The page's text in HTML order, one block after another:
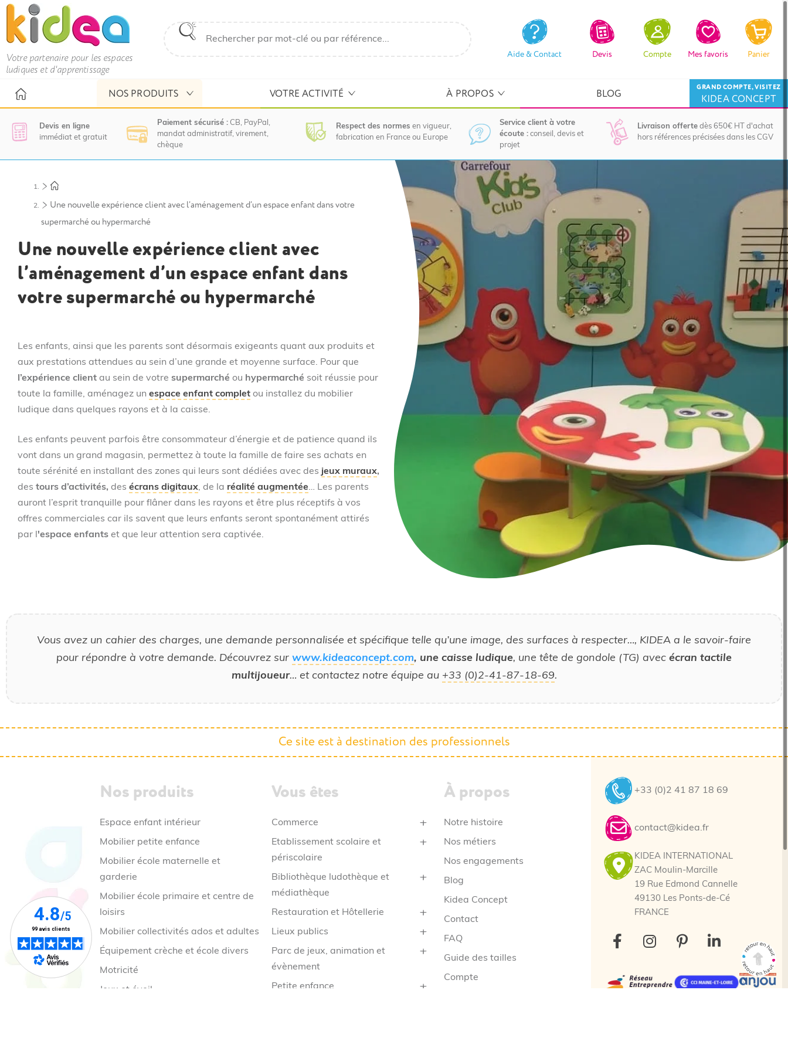
Votre partenaire pour les espaces
ludiques et d'apprentissage
Aide & Contact Devis Compte Mes favoris Panier
NOS PRODUITS VOTRE ACTIVITÉ À PROPOS BLOG KIDEA CONCEPT
GRAND COMPTE, VISITEZ
Devis en ligne
immédiat et gratuit
Paiement sécurisé : CB, PayPal,
mandat administratif, virement,
chèque
Respect des normes en vigueur,
fabrication en France ou Europe
Service client à votre
écoute : conseil, devis et
projet
Livraison offerte dès 650€ HT d'achat
hors références précisées dans les CGV
invitons
commercial
savoir
votre
d’une
et
le
délai
livraison.
Une nouvelle expérience client avec l’aménagement d’un espace enfant dans votre
supermarché ou hypermarché
Une nouvelle expérience client avec
l’aménagement d’un espace enfant dans
votre supermarché ou hypermarché
Les enfants, ainsi que les parents sont désormais exigeants quant aux produits et
aux prestations attendues au sein d’une grande et moyenne surface. Pour que
l’expérience client au sein de votre supermarché ou hypermarché soit réussie pour
toute la famille, aménagez un espace enfant complet ou installez du mobilier
ludique dans quelques rayons et à la caisse.
Les enfants peuvent parfois être consommateur d’énergie et de patience quand ils
vont dans un grand magasin, permettez à toute la famille de faire ses achats en
toute sérénité en installant des zones qui leurs sont dédiées avec des jeux muraux,
des tours d’activités, des écrans digitaux, de la réalité augmentée… Les parents
auront l’esprit tranquille pour flâner dans les rayons et être plus réceptifs à vos
offres commerciales car ils savent que leurs enfants seront spontanément attirés
par l 'espace enfants et que leur attention sera captivée.
Vous avez un cahier des charges, une demande personnalisée et spécifique telle qu’une image, des surfaces à respecter…, KIDEA a le savoir-faire
pour répondre à votre demande. Découvrez sur www.kideaconcept.com, une caisse ludique, une tête de gondole (TG) avec écran tactile
multijoueur… et contactez notre équipe au +33 (0)2-41-87-18-69.
Ce site est à destination des professionnels
Nos produits
Espace enfant intérieur
Mobilier petite enfance
Mobilier école maternelle et
garderie
Mobilier école primaire et centre de
loisirs
Mobilier collectivités ados et adultes
Équipement crèche et école divers
Motricité
Jeux et éveil
Vous êtes
Commerce
Etablissement scolaire et
périscolaire
Bibliothèque ludothèque et
médiathèque
Restauration et Hôtellerie
Lieux publics
Parc de jeux, animation et
évènement
Petite enfance
À propos
Notre histoire
Nos métiers
Nos engagements
Blog
Kidea Concept
Contact
FAQ
Guide des tailles
Compte
+33 (0)2 41 87 18 69
contact@kidea.fr
KIDEA INTERNATIONAL
ZAC Moulin-Marcille
19 Rue Edmond Cannelle
49130 Les Ponts-de-Cé
FRANCE